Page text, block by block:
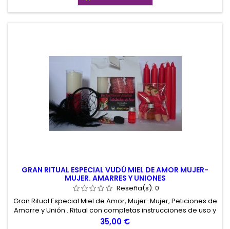
GRAN RITUAL ESPECIAL VUDÚ MIEL DE AMOR MUJER-
MUJER. AMARRES Y UNIONES
Reseña(s): 0
Gran Ritual Especial Miel de Amor, Mujer-Mujer, Peticiones de
Amarre y Unión . Ritual con completas instrucciones de uso y
todos los elementos necesarios para su realización. Gran
Precio
35,00 €